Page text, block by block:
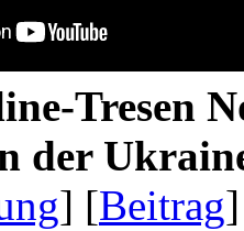
Tresen
der
] [Beitrag